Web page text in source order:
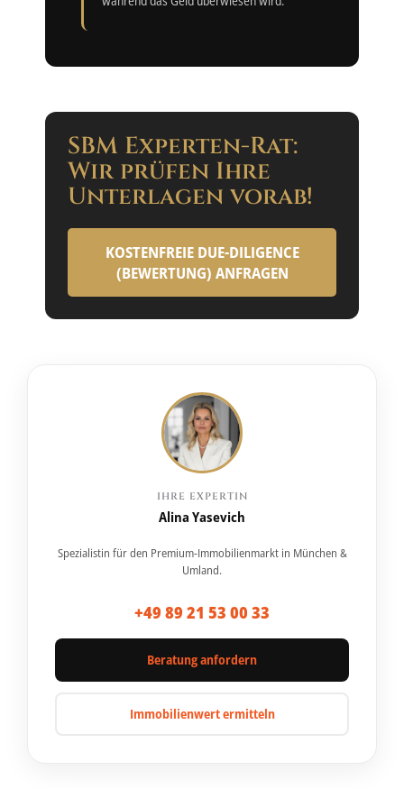
SBM Experten-Rat:
Wir prüfen Ihre
Unterlagen vorab!
KOSTENFREIE DUE-DILIGENCE
(BEWERTUNG) ANFRAGEN
IHRE EXPERTIN
Alina Yasevich
Spezialistin für den Premium-Immobilienmarkt in München &
Umland.
+49 89 21 53 00 33
Beratung anfordern
Immobilienwert ermitteln